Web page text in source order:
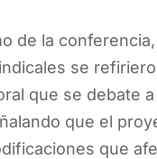
de la
se
que se debate
que el
que